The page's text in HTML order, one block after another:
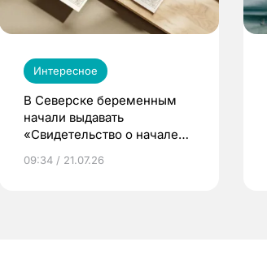
Интересное
В Северске беременным
начали выдавать
«Свидетельство о начале
09:34 / 21.07.26